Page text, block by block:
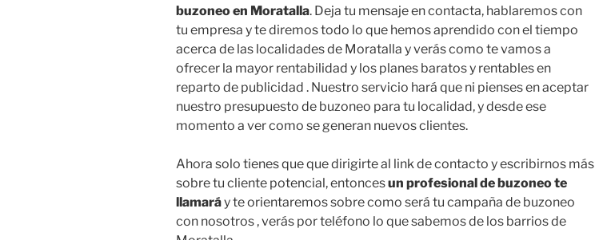
buzoneo en Moratalla. Deja tu mensaje en contacta, hablaremos con
tu empresa y te diremos todo lo que hemos aprendido con el tiempo
acerca de las localidades de Moratalla y verás como te vamos a
ofrecer la mayor rentabilidad y los planes baratos y rentables en
reparto de publicidad . Nuestro servicio hará que ni pienses en aceptar
nuestro presupuesto de buzoneo para tu localidad, y desde ese
momento a ver como se generan nuevos clientes.
Ahora solo tienes que que dirigirte al link de contacto y escribirnos más
sobre tu cliente potencial, entoncesun profesional de buzoneo te
llamaráy te orientaremos sobre como será tu campaña de buzoneo
con nosotros , verás por teléfono lo que sabemos de los barrios de